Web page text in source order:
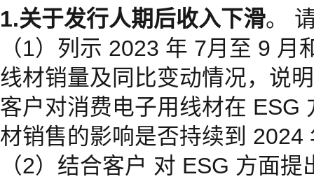
1.关于发行人期后收入下滑。
（1）列示 2023 年 7月至 9
线材销量及同比变动情况，说
客户对消费电子用线材在 ESG
材销售的影响是否持续到 2024
（2）结合客户 对 ESG 方面